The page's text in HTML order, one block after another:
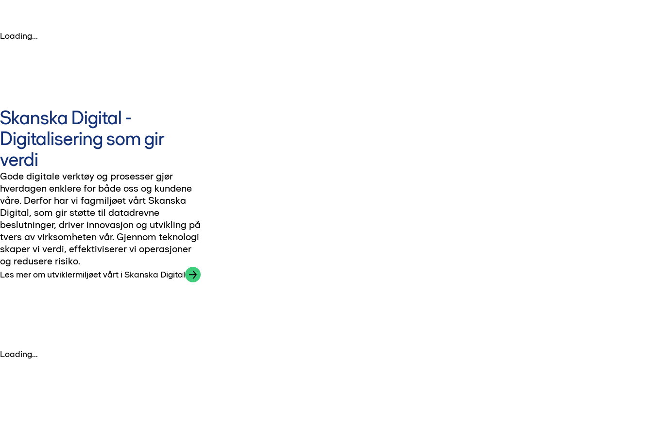
Loading...
Skanska Digital -
Digitalisering som gir
verdi
Gode digitale verktøy og prosesser gjør
hverdagen enklere for både oss og kundene
våre. Derfor har vi fagmiljøet vårt Skanska
Digital, som gir støtte til datadrevne
beslutninger, driver innovasjon og utvikling på
tvers av virksomheten vår. Gjennom teknologi
skaper vi verdi, effektiviserer vi operasjoner
og redusere risiko.
Les mer om utviklermiljøet vårt i Skanska Digital
Loading...